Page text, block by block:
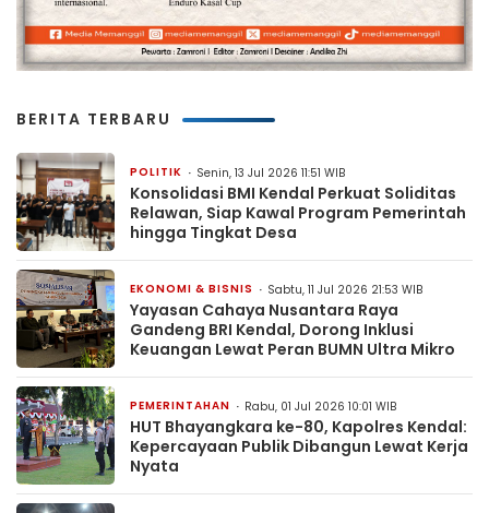
BERITA TERBARU
POLITIK Senin, 13 Jul 2026 11:51 WIB
Konsolidasi BMI Kendal Perkuat Soliditas
Relawan, Siap Kawal Program Pemerintah
hingga Tingkat Desa
EKONOMI & BISNIS Sabtu, 11 Jul 2026 21:53 WIB
Yayasan Cahaya Nusantara Raya
Gandeng BRI Kendal, Dorong Inklusi
Keuangan Lewat Peran BUMN Ultra Mikro
PEMERINTAHAN Rabu, 01 Jul 2026 10:01 WIB
HUT Bhayangkara ke-80, Kapolres Kendal:
Kepercayaan Publik Dibangun Lewat Kerja
Nyata